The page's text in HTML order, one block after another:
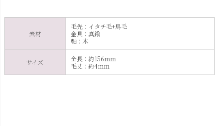
素材
毛先：イタチ毛+馬毛
金具：真鍮
軸：木
サイズ
全長：約156mm
毛丈：約4mm